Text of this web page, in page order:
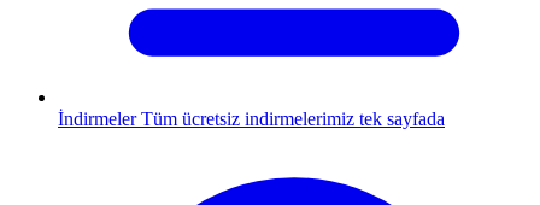
İndirmeler Tüm ücretsiz indirmelerimiz tek sayfada